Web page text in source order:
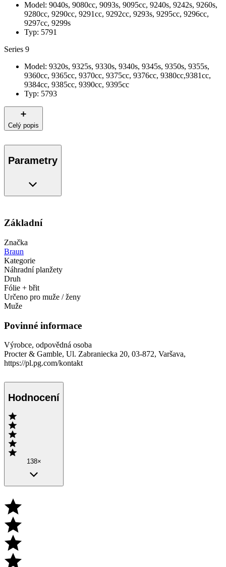
Model: 9040s, 9080cc, 9093s, 9095cc, 9240s, 9242s, 9260s,
9280cc, 9290cc, 9291cc, 9292cc, 9293s, 9295cc, 9296cc,
9297cc, 9299s
Typ: 5791
Series 9
Model: 9320s, 9325s, 9330s, 9340s, 9345s, 9350s, 9355s,
9360cc, 9365cc, 9370cc, 9375cc, 9376cc, 9380cc,9381cc,
9384cc, 9385cc, 9390cc, 9395cc
Typ: 5793
Celý popis
Parametry
Základní
Značka
Braun
Kategorie
Náhradní planžety
Druh
Fólie + břit
Určeno pro muže / ženy
Muže
Povinné informace
Výrobce, odpovědná osoba
Procter & Gamble, Ul. Zabraniecka 20, 03-872, Varšava,
https://pl.pg.com/kontakt
Hodnocení
138×